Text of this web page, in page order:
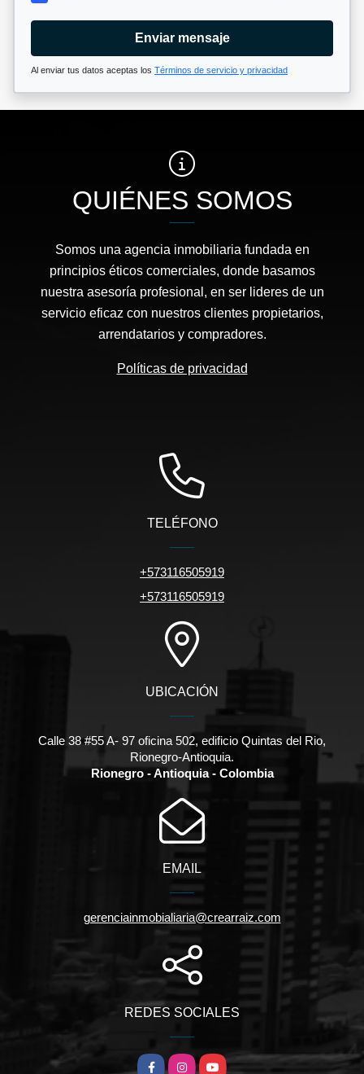
Enviar mensaje
Al enviar tus datos aceptas los Términos de servicio y privacidad
QUIÉNES SOMOS
Somos una agencia inmobiliaria fundada en
principios éticos comerciales, donde basamos
nuestra asesoría profesional, en ser lideres de un
servicio eficaz con nuestros clientes propietarios,
arrendatarios y compradores.
Políticas de privacidad
TELÉFONO
+573116505919
+573116505919
UBICACIÓN
Calle 38 #55 A- 97 oficina 502, edificio Quintas del Rio,
Rionegro-Antioquia.
Rionegro - Antioquia - Colombia
EMAIL
gerenciainmobialiaria@crearraiz.com
REDES SOCIALES
FacebookInstagramYouTube